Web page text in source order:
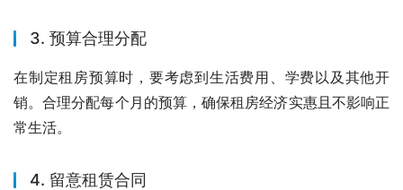
3. 预算合理分配
在制定租房预算时，要考虑到生活费用、学费以及其他开
销。合理分配每个月的预算，确保租房经济实惠且不影响正
常生活。
4. 留意租赁合同